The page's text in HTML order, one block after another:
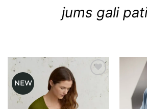
jums gali
NEW
Mėgstamiausias